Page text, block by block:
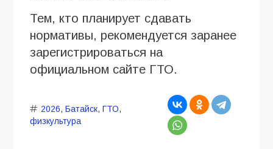
Тем, кто планирует сдавать
нормативы, рекомендуется заранее
зарегистрироваться на
официальном сайте ГТО.
2026, Батайск, ГТО,
физкультура